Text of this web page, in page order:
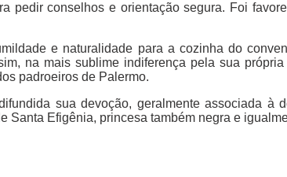
pedir conselhos e orientação segura. Foi
e naturalidade para a cozinha do
na mais sublime indiferença pela sua
padroeiros de Palermo.
sua devoção, geralmente associada à
Santa Efigênia, princesa também negra e